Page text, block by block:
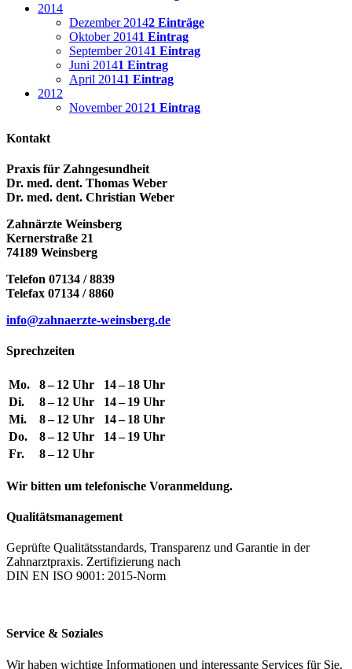
2014
Dezember 20142 Einträge
Oktober 20141 Eintrag
September 20141 Eintrag
Juni 20141 Eintrag
April 20141 Eintrag
2012
November 20121 Eintrag
Kontakt
Praxis für Zahngesundheit
Dr. med. dent. Thomas Weber
Dr. med. dent. Christian Weber
Zahnärzte Weinsberg
Kernerstraße 21
74189 Weinsberg
Telefon 07134 / 8839
Telefax 07134 / 8860
info@zahnaerzte-weinsberg.de
Sprechzeiten
Mo. 8 – 12 Uhr
14 – 18 Uhr
Di.
8 – 12 Uhr
14 – 19 Uhr
Mi.
8 – 12 Uhr
14 – 18 Uhr
Do.
8 – 12 Uhr
14 – 19 Uhr
Fr.
8 – 12 Uhr
Wir bitten um telefonische Voranmeldung.
Qualitätsmanagement
Geprüfte Qualitätsstandards, Transparenz und Garantie in der
Zahnarztpraxis. Zertifizierung nach
DIN EN ISO 9001: 2015-Norm
Service & Soziales
Wir haben wichtige Informationen und interessante Services für Sie.